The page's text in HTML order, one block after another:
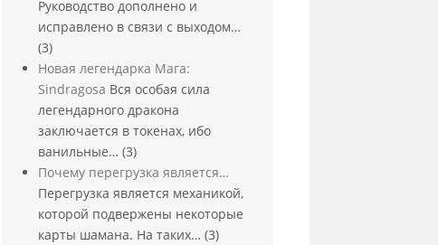
Руководство дополнено и
исправлено в связи с выходом…
(3)
Новая легендарка Мага:
Sindragosa Вся особая сила
легендарного дракона
заключается в токенах, ибо
ванильные… (3)
Почему перегрузка является…
Перегрузка является механикой,
которой подвержены некоторые
карты шамана. На таких… (3)